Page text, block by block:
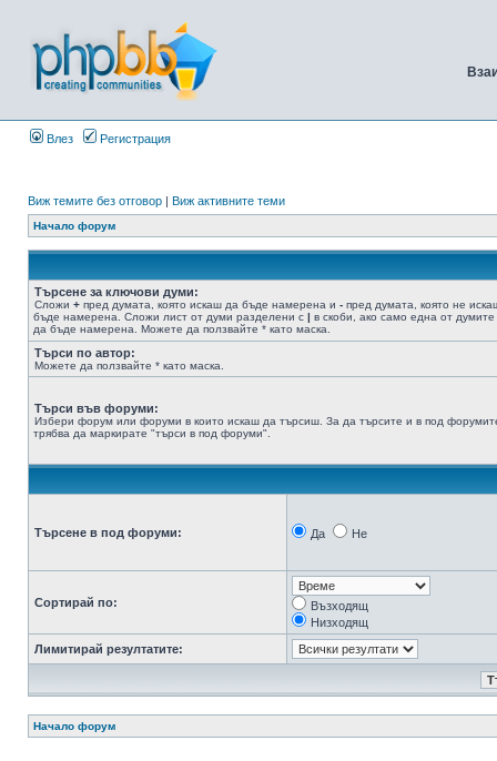
Влез Регистрация
Виж темите без отговор | Виж активните теми
Начало форум
Търсене за ключови думи:
Сложи + пред думата, която искаш да бъде намерена и - пред думата, която не
бъде намерена. Сложи лист от думи разделени с | в скоби, ако само една от думите
да бъде намерена. Можете да ползвайте * като маска.
Търси по автор:
Можете да ползвайте * като маска.
Търси във форуми:
Избери форум или форуми в които искаш да търсиш. За да търсите и в под
трябва да маркирате "търси в под форуми".
Търсене в под форуми: Да Не
Сортирай по:
Възходящ
Низходящ
Лимитирай резултатите:
Начало форум